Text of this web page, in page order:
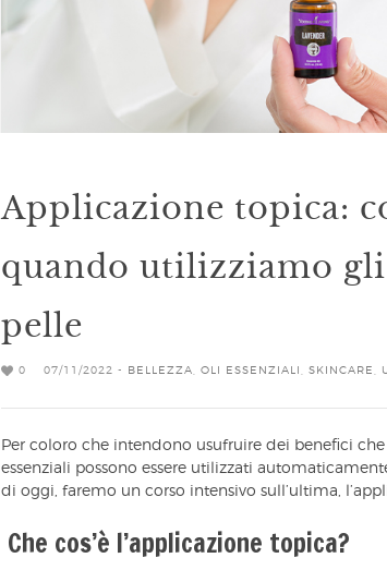
Applicazione topica:
quando utilizziamo
pelle
0 07/11/2022 - BELLEZZA OLI ESSENZIALI SKINCARE
Per coloro che intendono usufruire dei benefici
essenziali possono essere utilizzati
di oggi, faremo un corso intensivo sull’ultima,
Che cos’è l’applicazione topica?